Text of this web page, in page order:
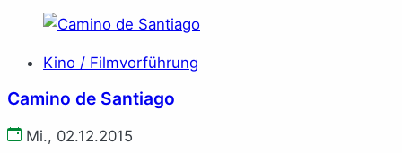
Kino / Filmvorführung
Camino de Santiago
Mi., 02.12.2015